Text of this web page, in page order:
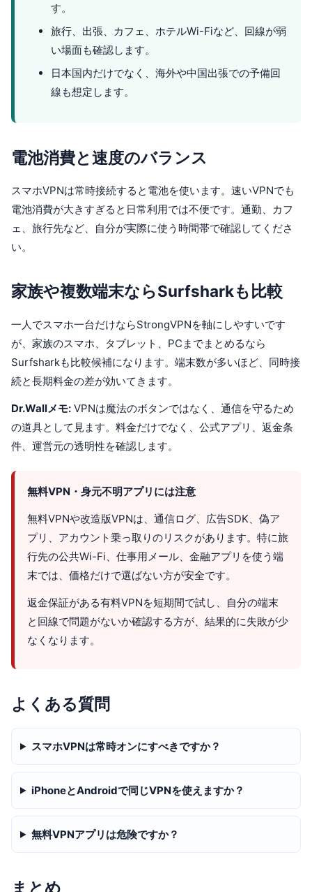
す。
旅行、出張、カフェ、ホテルWi-Fiなど、回線が弱
い場面も確認します。
日本国内だけでなく、海外や中国出張での予備回
線も想定します。
電池消費と速度のバランス
スマホVPNは常時接続すると電池を使います。速いVPNでも
電池消費が大きすぎると日常利用では不便です。通勤、カフ
ェ、旅行先など、自分が実際に使う時間帯で確認してくださ
い。
家族や複数端末ならSurfsharkも比較
一人でスマホ一台だけならStrongVPNを軸にしやすいです
が、家族のスマホ、タブレット、PCまでまとめるなら
Surfsharkも比較候補になります。端末数が多いほど、同時接
続と長期料金の差が効いてきます。
Dr.Wallメモ: VPNは魔法のボタンではなく、通信を守るため
の道具として見ます。料金だけでなく、公式アプリ、返金条
件、運営元の透明性を確認します。
無料VPN・身元不明アプリには注意
無料VPNや改造版VPNは、通信ログ、広告SDK、偽ア
プリ、アカウント乗っ取りのリスクがあります。特に旅
行先の公共Wi-Fi、仕事用メール、金融アプリを使う端
末では、価格だけで選ばない方が安全です。
返金保証がある有料VPNを短期間で試し、自分の端末
と回線で問題がないか確認する方が、結果的に失敗が少
なくなります。
よくある質問
スマホVPNは常時オンにすべきですか？
iPhoneとAndroidで同じVPNを使えますか？
無料VPNアプリは危険ですか？
まとめ